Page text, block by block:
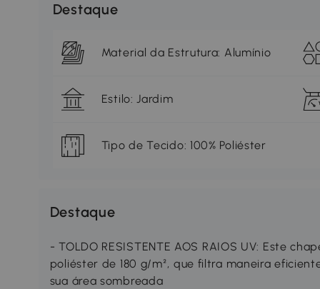
Destaque
Material da Estrutura: Alumínio
Estilo: Jardim
Tipo de Tecido: 100% Poliéster
Destaque
- TOLDO RESISTENTE AOS RAIOS UV: Este
poliéster de 180 g/m², que filtra maneira
sua área sombreada